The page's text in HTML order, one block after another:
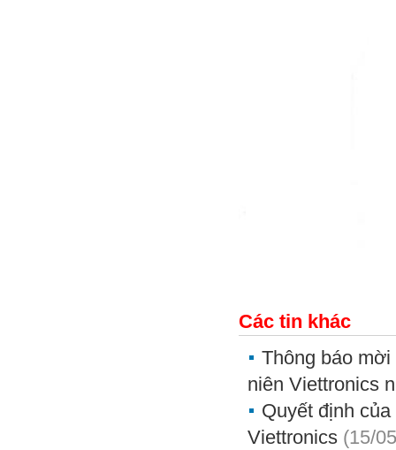
Các tin khác
Thông báo
niên Viettronics
Quyết định
Viettronics (15/